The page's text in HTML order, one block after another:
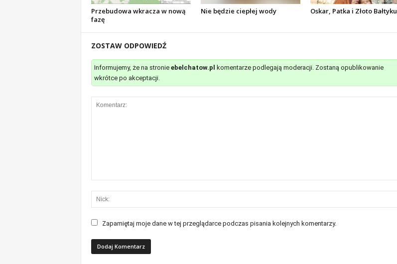
Przebudowa wkracza w nową
fazę
Nie będzie ciepłej wody Oskar, Patka i Złoto Bałtyku
ZOSTAW ODPOWIEDŹ
Informujemy, że na stronie ebelchatow.pl
komentarze podlegają moderacji. Zostaną opublikowanie
wkrótce po akceptacji.
Zapamiętaj moje dane w tej przeglądarce podczas pisania kolejnych komentarzy.